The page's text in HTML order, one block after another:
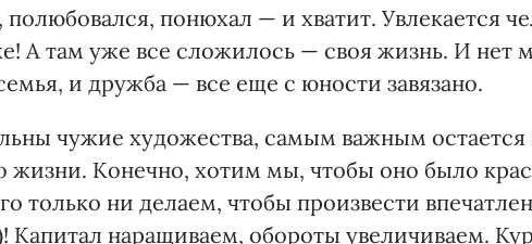
полюбовался, понюхал — и хватит. Увлекается
А там уже все сложилось — своя жизнь. И нет
и дружба — все еще с юности завязано.
чужие художества, самым важным
жизни. Конечно, хотим мы, чтобы оно было
только ни делаем, чтобы произвести
Капитал наращиваем, обороты увеличиваем.